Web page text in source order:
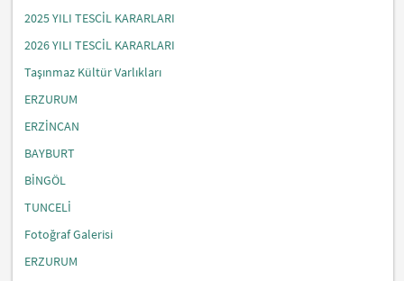
2025 YILI TESCİL KARARLARI
2026 YILI TESCİL KARARLARI
Taşınmaz Kültür Varlıkları
ERZURUM
ERZİNCAN
BAYBURT
BİNGÖL
TUNCELİ
Fotoğraf Galerisi
ERZURUM